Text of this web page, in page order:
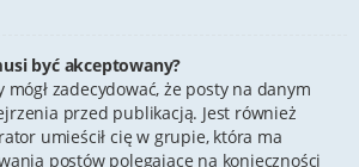
być akceptowany?
zadecydować, że posty na danym
przed publikacją. Jest również
umieścił cię w grupie, która ma
postów polegające na konieczności